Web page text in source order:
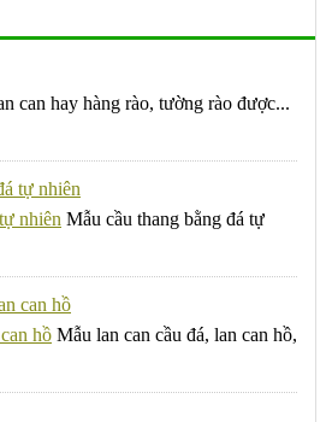
can hay hàng rào, tường rào được...
nhiên Mẫu cầu thang bằng đá tự
hồ Mẫu lan can cầu đá, lan can hồ,